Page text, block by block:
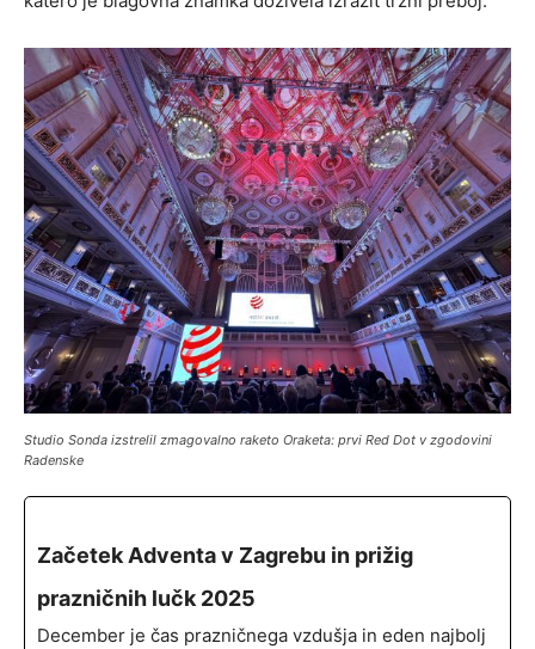
Studio Sonda izstrelil zmagovalno raketo Oraketa: prvi Red Dot v zgodovini
Radenske
Začetek Adventa v Zagrebu in prižig
prazničnih lučk 2025
December je čas prazničnega vzdušja in eden najbolj